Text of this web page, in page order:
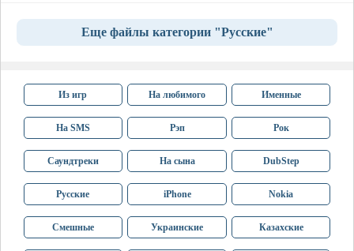
Еще файлы категории "Русские"
Из игр На любимого Именные
На SMS Рэп Рок
Саундтреки На сына DubStep
Русские iPhone Nokia
Смешные Украинские Казахские